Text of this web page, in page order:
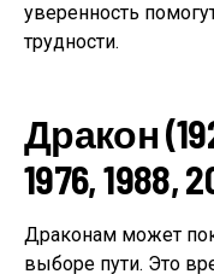
уверенность
трудности.
Дракон
1976, 1988,
Драконам может
выборе пути. Это